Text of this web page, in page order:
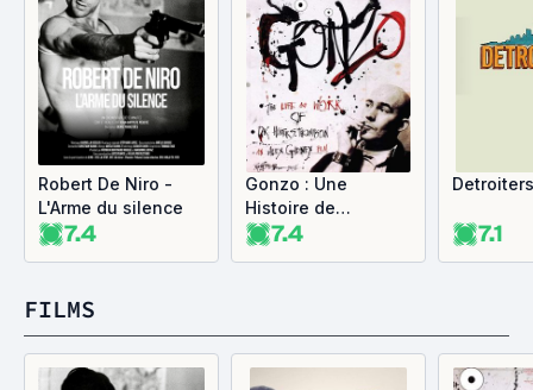
Robert De Niro -
L'Arme du silence
7.4
Gonzo : Une
Histoire de
L'Amérique des
7.4
Detroiters
7.1
FILMS